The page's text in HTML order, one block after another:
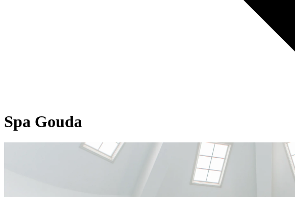
Spa Gouda